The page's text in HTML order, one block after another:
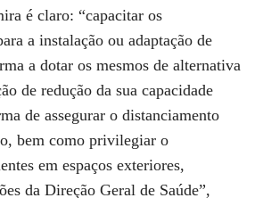
é claro: “capacitar os
a instalação ou adaptação de
a dotar os mesmos de alternativa
de redução da sua capacidade
de assegurar o distanciamento
bem como privilegiar o
em espaços exteriores,
da Direção Geral de Saúde”,